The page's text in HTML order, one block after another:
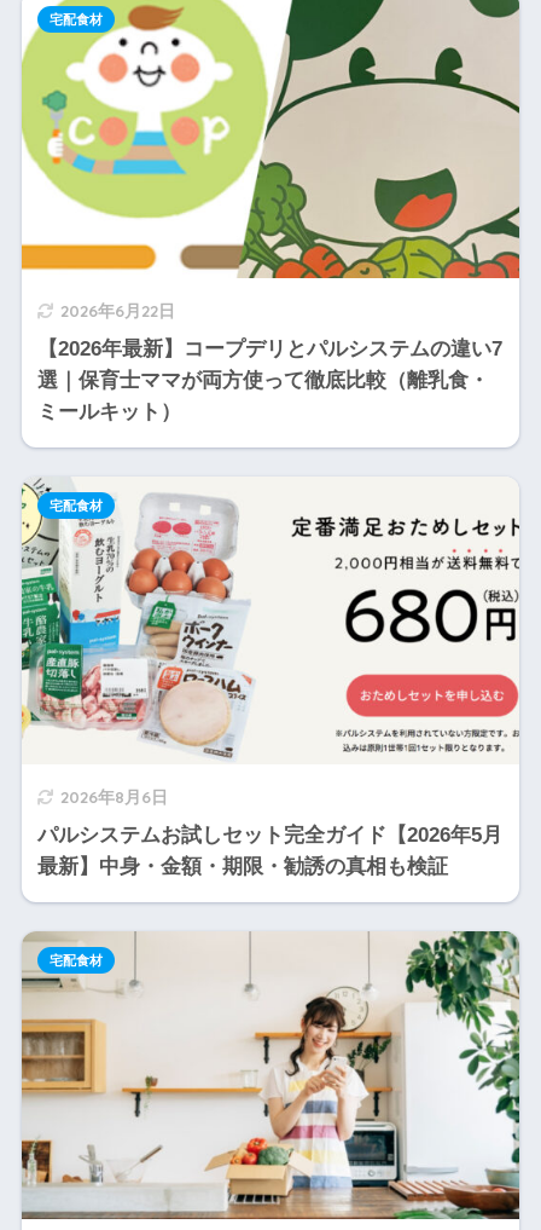
2026年6月22日
【2026年最新】コープデリとパルシステムの違い7
選｜保育士ママが両方使って徹底比較（離乳食・
ミールキット）
宅配食材
2026年8月6日
パルシステムお試しセット完全ガイド【2026年5月
最新】中身・金額・期限・勧誘の真相も検証
宅配食材
宅配食材